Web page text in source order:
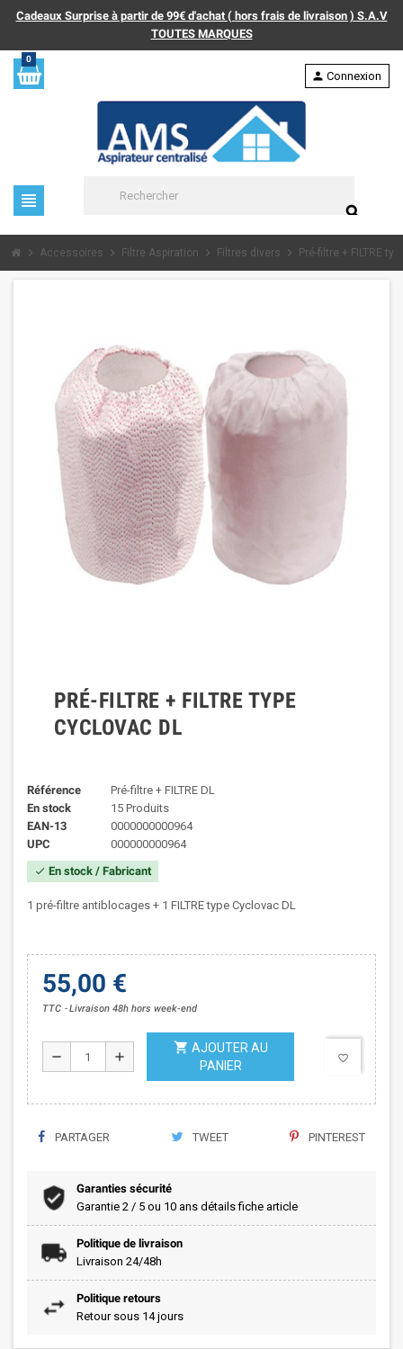
Cadeaux Surprise à partir de 99€ d'achat ( hors frais de livraison ) S.A.V
TOUTES MARQUES
0
view_headline
search
person Connexion
chevron_right Accessoires chevron_right Filtre Aspiration chevron_right Filtres divers chevron_right Pré-filtre + FILTRE
PRÉ-FILTRE + FILTRE TYPE
CYCLOVAC DL
Référence
Pré-filtre + FILTRE DL
En stock
15 Produits
EAN-13
0000000000964
UPC
000000000964
check En stock / Fabricant
1 pré-filtre antiblocages + 1 FILTRE type Cyclovac DL
55,00 €
TTC Livraison 48h hors week-end
remove add
shopping_cart AJOUTER AU
PANIER
favorite_border
PARTAGER TWEET PINTEREST
Garanties sécurité
Garantie 2 / 5 ou 10 ans détails fiche article
Politique de livraison
Livraison 24/48h
Politique retours
Retour sous 14 jours